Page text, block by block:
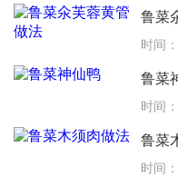
鲁菜
时间
鲁菜
时间
鲁菜
时间